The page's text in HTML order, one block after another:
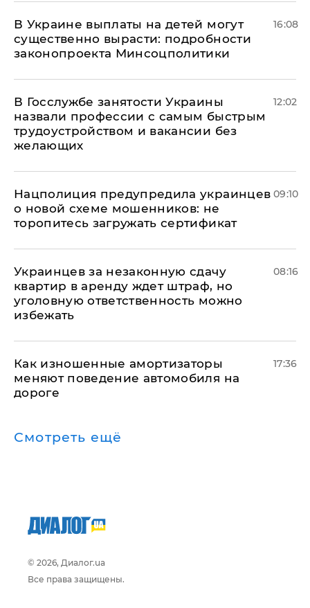
В Украине выплаты на детей могут
существенно вырасти: подробности
законопроекта Минсоцполитики
16:08
В Госслужбе занятости Украины
назвали профессии с самым быстрым
трудоустройством и вакансии без
желающих
12:02
Нацполиция предупредила украинцев
о новой схеме мошенников: не
торопитесь загружать сертификат
09:10
Украинцев за незаконную сдачу
квартир в аренду ждет штраф, но
уголовную ответственность можно
избежать
08:16
Как изношенные амортизаторы
меняют поведение автомобиля на
дороге
17:36
Смотреть ещё
© 2026, Диалог.ua
Все права защищены.